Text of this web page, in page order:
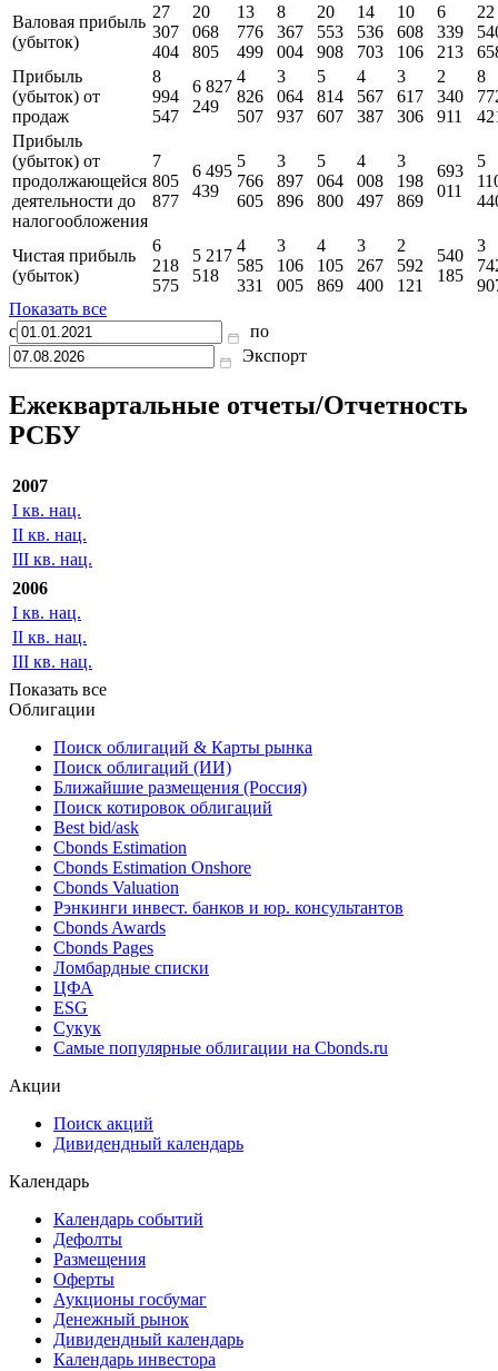
Валовая прибыль
(убыток)
27
307
404
20
068
805
13
776
499
8
367
004
20
553
908
14
536
703
10
608
106
6
339
213
22
Прибыль
(убыток) от
продаж
8
994
547
6 827
249
4
826
507
3
064
937
5
814
607
4
567
387
3
617
306
2
340
911
8
Прибыль
(убыток) от
продолжающейся
деятельности до
налогообложения
7
805
877
6 495
439
5
766
605
3
897
896
5
064
800
4
008
497
3
198
869
693
011
5
Чистая прибыль
(убыток)
6
218
575
5 217
518
4
585
331
3
106
005
4
105
869
3
267
400
2
592
121
540
185
3
Показать все
с
по
Экспорт
Ежеквартальные отчеты/Отчетность
РСБУ
2007
I кв. нац.
II кв. нац.
III кв. нац.
2006
I кв. нац.
II кв. нац.
III кв. нац.
Показать все
Облигации
Поиск облигаций & Карты рынка
Поиск облигаций (ИИ)
Ближайшие размещения (Россия)
Поиск котировок облигаций
Best bid/ask
Cbonds Estimation
Cbonds Estimation Onshore
Cbonds Valuation
Рэнкинги инвест. банков и юр. консультантов
Cbonds Awards
Cbonds Pages
Ломбардные списки
ЦФА
ESG
Сукук
Самые популярные облигации на Cbonds.ru
Акции
Поиск акций
Дивидендный календарь
Календарь
Календарь событий
Дефолты
Размещения
Оферты
Аукционы госбумаг
Денежный рынок
Дивидендный календарь
Календарь инвестора